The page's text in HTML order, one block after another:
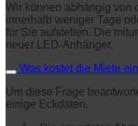
Wir können abhängig von
innerhalb weniger Tage
für Sie aufstellen. Die
neuer LED-Anhänger.
Was kostet die Miete
Um diese Frage
einige Eckdaten.